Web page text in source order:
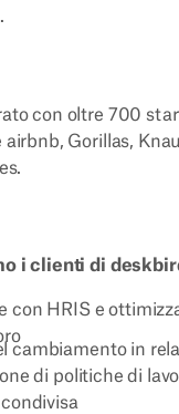
con oltre 700
airbnb, Gorillas,
i clienti di
con HRIS e
cambiamento in
di politiche di